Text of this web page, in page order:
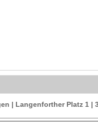
| Langenforther Platz 1 |